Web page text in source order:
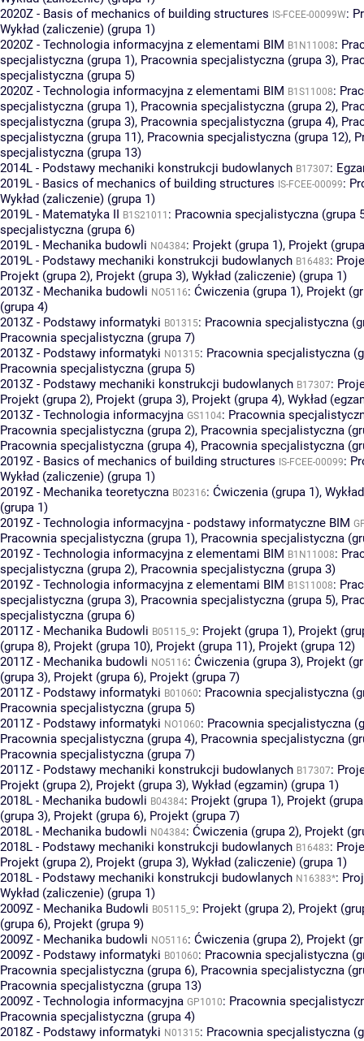
2020Z - Basis of mechanics of building structures IS-FCEE-00099W:
Wykład (zaliczenie) (grupa 1)
2020Z - Technologia informacyjna z elementami BIM B1N11008:
specjalistyczna (grupa 1), Pracownia specjalistyczna (grupa 3),
specjalistyczna (grupa 5)
2020Z - Technologia informacyjna z elementami BIM B1S11008:
specjalistyczna (grupa 1), Pracownia specjalistyczna (grupa 2),
specjalistyczna (grupa 3), Pracownia specjalistyczna (grupa 4),
specjalistyczna (grupa 11), Pracownia specjalistyczna (grupa 12),
specjalistyczna (grupa 13)
2014L - Podstawy mechaniki konstrukcji budowlanych B17307:
2019L - Basics of mechanics of building structures IS-FCEE-00099:
Wykład (zaliczenie) (grupa 1)
2019L - Matematyka II B1S21011 : Pracownia specjalistyczna (grupa
specjalistyczna (grupa 6)
2019L - Mechanika budowli N04384: Projekt (grupa 1), Projekt
2019L - Podstawy mechaniki konstrukcji budowlanych B16483:
Projekt (grupa 2), Projekt (grupa 3), Wykład (zaliczenie) (grupa 1)
2013Z - Mechanika budowli NO5116: Ćwiczenia (grupa 1), Projekt
(grupa 4)
2013Z - Podstawy informatyki B01315: Pracownia specjalistyczna
Pracownia specjalistyczna (grupa 7)
2013Z - Podstawy informatyki N01315: Pracownia specjalistyczna
Pracownia specjalistyczna (grupa 5)
2013Z - Podstawy mechaniki konstrukcji budowlanych B17307:
Projekt (grupa 2), Projekt (grupa 3), Projekt (grupa 4), Wykład
2013Z - Technologia informacyjna GS1104: Pracownia
Pracownia specjalistyczna (grupa 2), Pracownia specjalistyczna
Pracownia specjalistyczna (grupa 4), Pracownia specjalistyczna
2019Z - Basics of mechanics of building structures IS-FCEE-00099:
Wykład (zaliczenie) (grupa 1)
2019Z - Mechanika teoretyczna B02316: Ćwiczenia (grupa 1),
(grupa 1)
2019Z - Technologia informacyjna - podstawy informatyczne BIM
Pracownia specjalistyczna (grupa 1), Pracownia specjalistyczna
2019Z - Technologia informacyjna z elementami BIM B1N11008:
specjalistyczna (grupa 2), Pracownia specjalistyczna (grupa 3)
2019Z - Technologia informacyjna z elementami BIM B1S11008:
specjalistyczna (grupa 3), Pracownia specjalistyczna (grupa 5),
specjalistyczna (grupa 6)
2011Z - Mechanika Budowli B05115_9: Projekt (grupa 1), Projekt
(grupa 8), Projekt (grupa 10), Projekt (grupa 11), Projekt (grupa 12)
2011Z - Mechanika budowli NO5116: Ćwiczenia (grupa 3), Projekt
(grupa 3), Projekt (grupa 6), Projekt (grupa 7)
2011Z - Podstawy informatyki B01060: Pracownia specjalistyczna
Pracownia specjalistyczna (grupa 5)
2011Z - Podstawy informatyki NO1060: Pracownia specjalistyczna
Pracownia specjalistyczna (grupa 4), Pracownia specjalistyczna
Pracownia specjalistyczna (grupa 7)
2011Z - Podstawy mechaniki konstrukcji budowlanych B17307:
Projekt (grupa 2), Projekt (grupa 3), Wykład (egzamin) (grupa 1)
2018L - Mechanika budowli B04384: Projekt (grupa 1), Projekt
(grupa 3), Projekt (grupa 6), Projekt (grupa 7)
2018L - Mechanika budowli N04384: Ćwiczenia (grupa 2), Projekt
2018L - Podstawy mechaniki konstrukcji budowlanych B16483:
Projekt (grupa 2), Projekt (grupa 3), Wykład (zaliczenie) (grupa 1)
2018L - Podstawy mechaniki konstrukcji budowlanych N16383*:
Wykład (zaliczenie) (grupa 1)
2009Z - Mechanika Budowli B05115_9: Projekt (grupa 2), Projekt
(grupa 6), Projekt (grupa 9)
2009Z - Mechanika budowli NO5116: Ćwiczenia (grupa 2), Projekt
2009Z - Podstawy informatyki B01060: Pracownia specjalistyczna
Pracownia specjalistyczna (grupa 6), Pracownia specjalistyczna
Pracownia specjalistyczna (grupa 13)
2009Z - Technologia informacyjna GP1010: Pracownia
Pracownia specjalistyczna (grupa 4)
2018Z - Podstawy informatyki N01315: Pracownia specjalistyczna